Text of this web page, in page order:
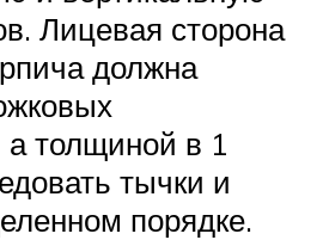
Лицевая сторона
должна
а толщиной в 1
тычки и
порядке.